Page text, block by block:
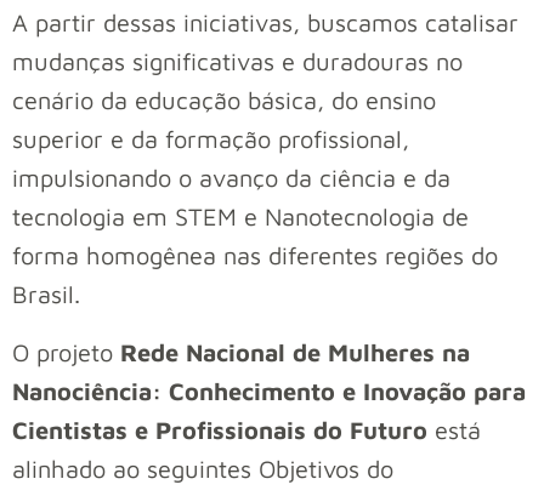
A partir dessas iniciativas, buscamos catalisar
mudanças significativas e duradouras no
cenário da educação básica, do ensino
superior e da formação profissional,
impulsionando o avanço da ciência e da
tecnologia em STEM e Nanotecnologia de
forma homogênea nas diferentes regiões do
Brasil.
O projeto Rede Nacional de Mulheres na
Nanociência: Conhecimento e Inovação para
Cientistas e Profissionais do Futuro está
alinhado ao seguintes Objetivos do